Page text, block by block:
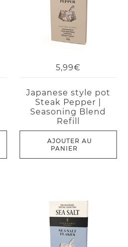
5,99€
Japanese style pot
Steak Pepper |
Seasoning Blend
Refill
AJOUTER AU
PANIER